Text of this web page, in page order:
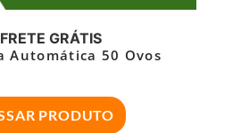
FRETE GRÁTIS
Automática 50 Ovos
PRODUTO